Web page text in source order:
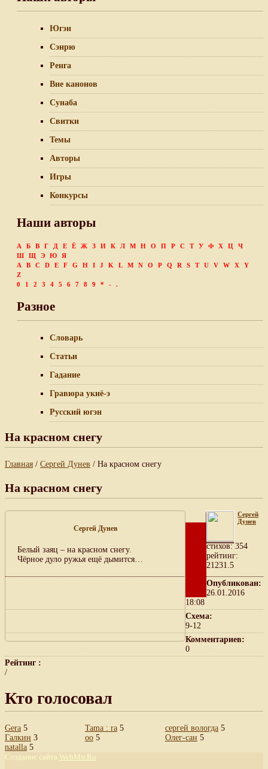
Югэн
Сэнрю
Ренга
Вне канонов
Сунаба
Свитки
Темы
Авторы
Игры
Конкурсы
Наши авторы
А Б В Г Д Е Ё Ж З И К Л М Н О П Р С Т У Ф Х Ц
Ч
Ш
Щ Э Ю
Я
A
B C D E F G H I J K L M N O P Q R S T U V W X
Y
Z
0
1 2 3 4 5 6 7 8 9 * - .
Разное
Словарь
Статьи
Гадание
Гравюра укиё-э
Русский югэн
На красном снегу
Главная / Сергей Дунев / На красном снегу
На красном снегу
Сергей Дунев
Белый заяц – на красном снегу.
Чёрное дуло ружья ещё дымится…
Сергей
Дунев
cтихов: 354
рейтинг:
21231.5
Опубликован:
26.01.2016
18:08
Схема:
9-12
Комментариев:
0
Рейтинг :
/
Кто голосовал
Gera 5
Галкин 3
Tama : ra5
oo5
сергей вологда5
Олег-сан 5
natalla 5
Создание сайта WebMir.Ru